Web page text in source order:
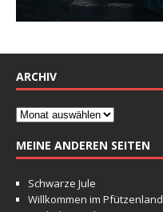
ARCHIV
MEINE ANDEREN SEITEN
Schwarze Jule
Willkommen im Pfützenland